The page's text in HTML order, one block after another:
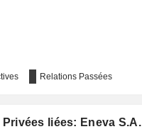
Relations Passées
Privées liées: Eneva S.A.